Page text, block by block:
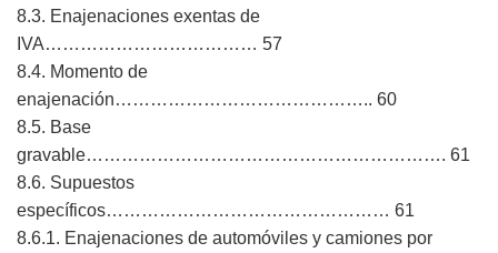
8.3. Enajenaciones exentas de
IVA……………………………… 57
8.4. Momento de
enajenación…………………………………….. 60
8.5. Base
gravable……………………………………………………. 61
8.6. Supuestos
específicos………………………………………… 61
8.6.1. Enajenaciones de automóviles y camiones por